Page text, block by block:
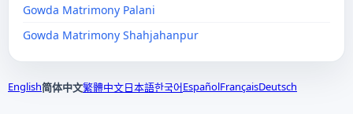
Gowda Matrimony Palani
Gowda Matrimony Shahjahanpur
English简体中文繁體中文日本語한국어EspañolFrançaisDeutsch